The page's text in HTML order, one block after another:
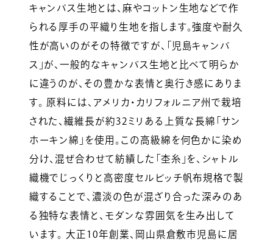
キャンバス生地とは、麻やコットン生地などで作
られる厚手の平織り生地を指します。強度や耐久
性が高いのがその特徴ですが、「児島キャンバ
ス」が、一般的なキャンバス生地と比べて明らか
に違うのが、その豊かな表情と奥行き感にありま
す。 原料には、アメリカ・カリフォルニア州で栽培
された、繊維長が約32ミリある上質な長綿「サン
ホーキン綿」を使用。この高級綿を何色かに染め
分け、混ぜ合わせて紡績した「杢糸」を、シャトル
織機でじっくりと高密度セルビッチ帆布規格で製
織することで、濃淡の色が混ざり合った深みのあ
る独特な表情と、モダンな雰囲気を生み出して
います。 大正10年創業、岡山県倉敷市児島に居